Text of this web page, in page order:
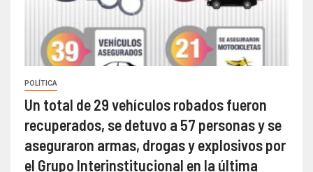
POLÍTICA
Un total de 29 vehículos robados fueron
recuperados, se detuvo a 57 personas y se
aseguraron armas, drogas y explosivos por
el Grupo Interinstitucional en la última